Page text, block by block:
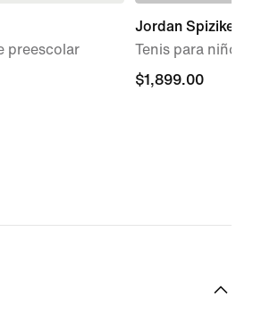
preescolar
Jordan Spizike
Tenis para niños
$1,899.00
$1,899.00